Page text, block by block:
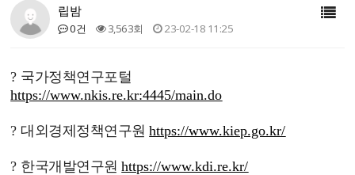
립밤
0건 3,563회 23-02-18 11:25
? 국가정책연구포털
https://www.nkis.re.kr:4445/main.do
? 대외경제정책연구원https://www.kiep.go.kr/
? 한국개발연구원https://www.kdi.re.kr/